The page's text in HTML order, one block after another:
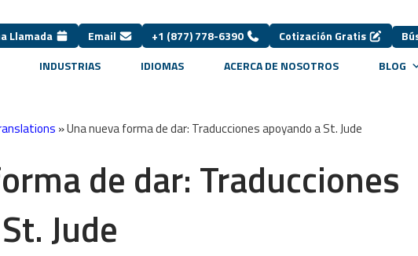
Llamada Email +1 (877) 778-6390 Cotización Gratis
INDUSTRIAS IDIOMAS ACERCA DE NOSOTROS BLOG
»Una nueva forma de dar: Traducciones apoyando a St. Jude
de dar: Traducciones
Jude